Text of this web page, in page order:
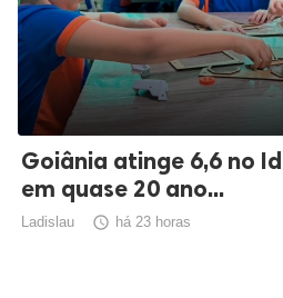
Goiânia atinge 6,6 no
em quase 20 ano...
Ladislau  há 23 horas